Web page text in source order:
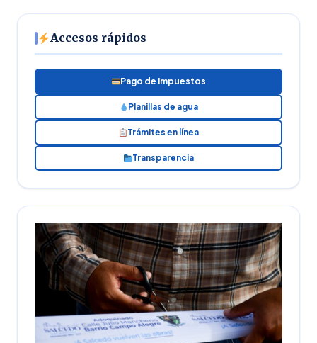
Accesos rápidos
Pago de impuestos
Planillas de agua
Trámites en línea
Transparencia